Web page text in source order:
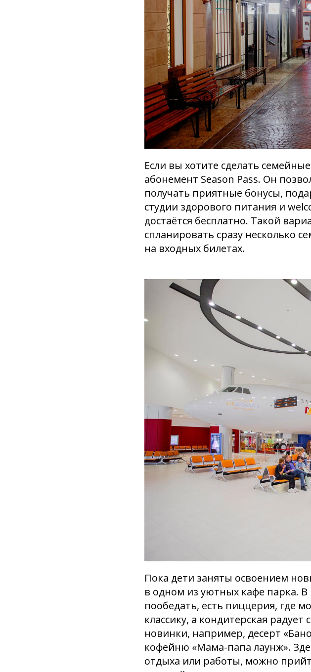
Если вы хотите сделать
абонемент Season Pass. Он
получать приятные бонусы,
студии здорового питания и
достаётся бесплатно. Такой
спланировать сразу несколько
на входных билетах.
Пока дети заняты освоением
в одном из уютных кафе парка.
пообедать, есть пиццерия, где
классику, а кондитерская
новинки, например, десерт
кофейню «Мама-папа лаунж».
отдыха или работы, можно